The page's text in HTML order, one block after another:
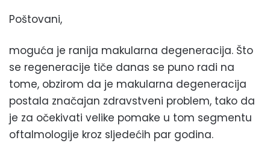
Poštovani,
moguća je ranija makularna degeneracija. Što
se regeneracije tiče danas se puno radi na
tome, obzirom da je makularna degeneracija
postala značajan zdravstveni problem, tako da
je za očekivati velike pomake u tom segmentu
oftalmologije kroz sljedećih par godina.